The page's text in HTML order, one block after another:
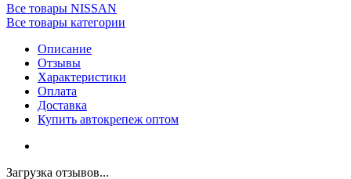
Все товары NISSAN
Все товары категории
Описание
Отзывы
Характеристики
Оплата
Доставка
Купить автокрепеж оптом
Загрузка отзывов...